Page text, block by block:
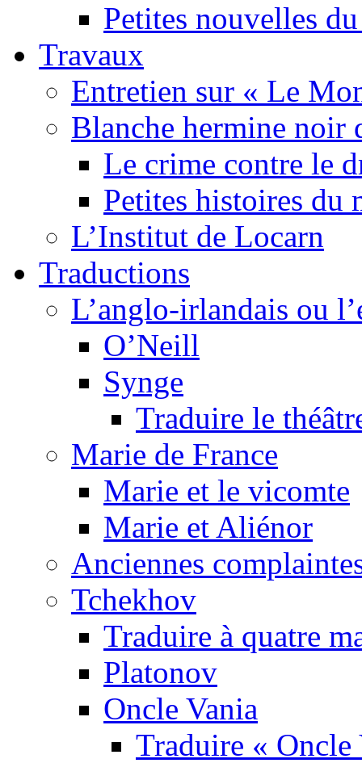
Petites nouvelles
Travaux
Entretien sur « Le
Blanche hermine noir
Le crime contre le
Petites histoires du
L’Institut de Locarn
Traductions
L’anglo-irlandais ou
O’Neill
Synge
Traduire le
Marie de France
Marie et le vicomte
Marie et Aliénor
Anciennes
Tchekhov
Traduire à quatre
Platonov
Oncle Vania
Traduire « Oncle